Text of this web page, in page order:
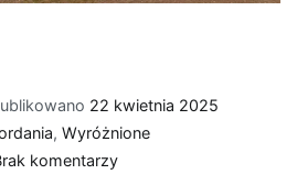
22 kwietnia 2025
, Wyróżnione
komentarzydo